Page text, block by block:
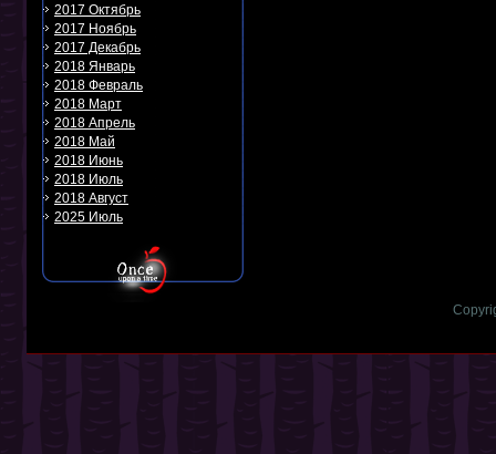
2017 Октябрь
2017 Ноябрь
2017 Декабрь
2018 Январь
2018 Февраль
2018 Март
2018 Апрель
2018 Май
2018 Июнь
2018 Июль
2018 Август
2025 Июль